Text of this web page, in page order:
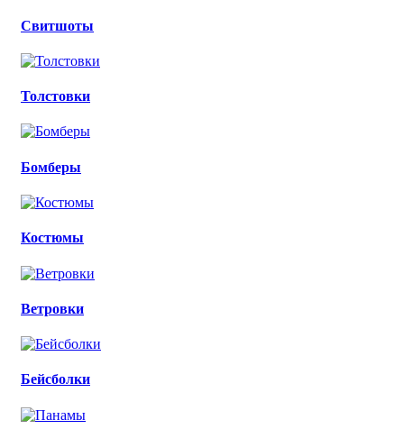
Свитшоты
Толстовки
Бомберы
Костюмы
Ветровки
Бейсболки